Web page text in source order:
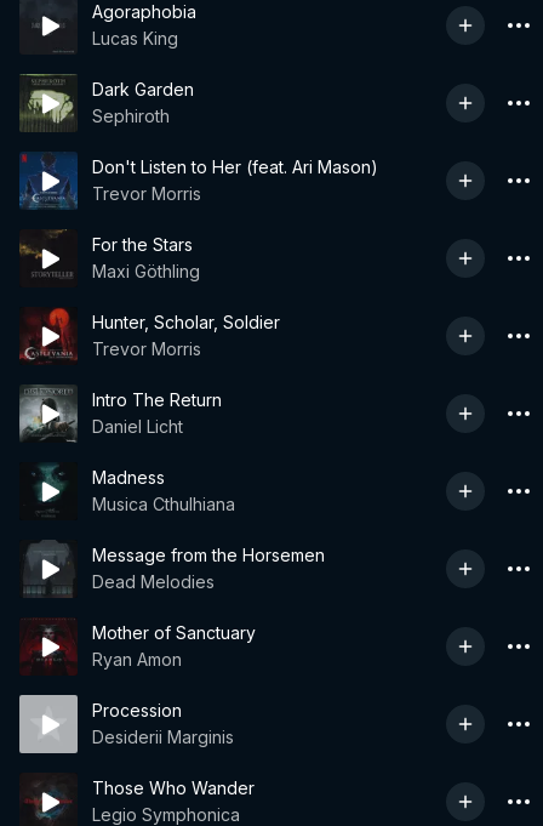
Agoraphobia
Lucas King
Dark Garden
Sephiroth
Don't Listen to Her (feat. Ari Mason)
Trevor Morris
For the Stars
Maxi Göthling
Hunter, Scholar, Soldier
Trevor Morris
Intro The Return
Daniel Licht
Madness
Musica Cthulhiana
Message from the Horsemen
Dead Melodies
Mother of Sanctuary
Ryan Amon
Procession
Desiderii Marginis
Those Who Wander
Legio Symphonica